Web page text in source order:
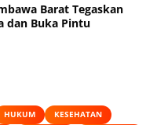
Barat Tegaskan
dan Buka Pintu
HUKUM
KESEHATAN